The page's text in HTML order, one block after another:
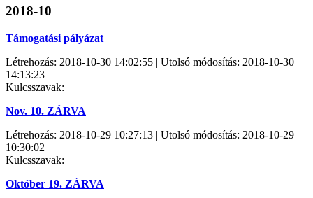
2018-10
Támogatási pályázat
Létrehozás: 2018-10-30 14:02:55 | Utolsó módosítás: 2018-10-30
14:13:23
Kulcsszavak:
Nov. 10. ZÁRVA
Létrehozás: 2018-10-29 10:27:13 | Utolsó módosítás: 2018-10-29
10:30:02
Kulcsszavak:
Október 19. ZÁRVA